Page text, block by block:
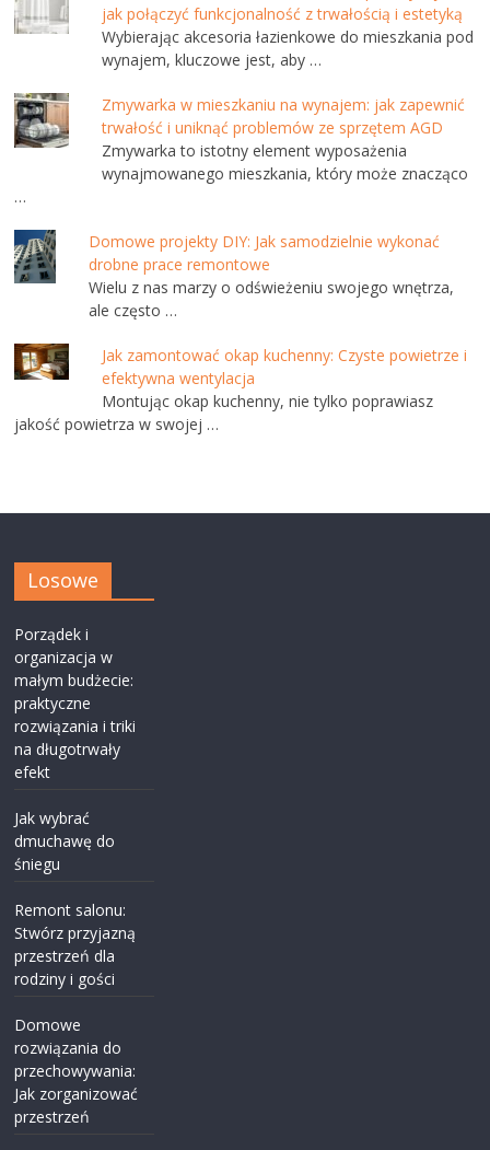
jak połączyć funkcjonalność z trwałością i estetyką
Wybierając akcesoria łazienkowe do mieszkania pod
wynajem, kluczowe jest, aby …
Zmywarka w mieszkaniu na wynajem: jak zapewnić
trwałość i uniknąć problemów ze sprzętem AGD
Zmywarka to istotny element wyposażenia
wynajmowanego mieszkania, który może znacząco
…
Domowe projekty DIY: Jak samodzielnie wykonać
drobne prace remontowe
Wielu z nas marzy o odświeżeniu swojego wnętrza,
ale często …
Jak zamontować okap kuchenny: Czyste powietrze i
efektywna wentylacja
Montując okap kuchenny, nie tylko poprawiasz
jakość powietrza w swojej …
Losowe
Porządek i
organizacja w
małym budżecie:
praktyczne
rozwiązania i triki
na długotrwały
efekt
Jak wybrać
dmuchawę do
śniegu
Remont salonu:
Stwórz przyjazną
przestrzeń dla
rodziny i gości
Domowe
rozwiązania do
przechowywania:
Jak zorganizować
przestrzeń